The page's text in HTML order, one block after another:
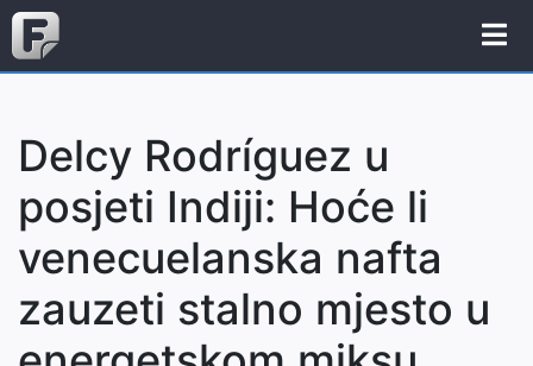
Delcy Rodríguez u
posjeti Indiji: Hoće li
venecuelanska nafta
zauzeti stalno mjesto u